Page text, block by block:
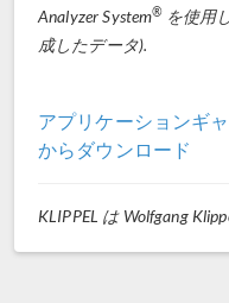
Analyzer System®を使用
成したデータ).
アプリケーションギ
からダウンロード
KLIPPEL は Wolfgang